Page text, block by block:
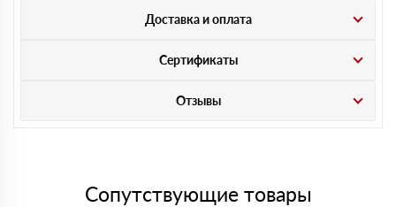
Доставка и оплата
Сертификаты
Отзывы
Сопутствующие товары